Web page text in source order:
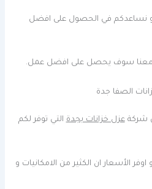
و نساعدكم في الحصول على افضل
معنا سوف يحصل على افضل عمل.
الصفا جدة
شركةعزل خزانات بجدةالتي توفر لكم
الأسعار ان الكثير من الامكانيات و